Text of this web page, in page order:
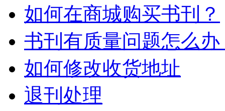
如何在商城购买书刊？
书刊有质量问题怎么办
如何修改收货地址
退刊处理